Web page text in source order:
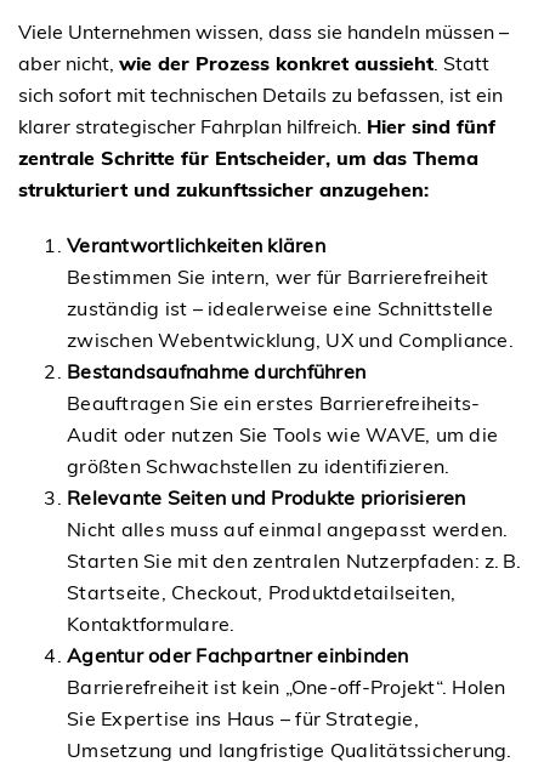
Viele Unternehmen wissen, dass sie handeln müssen –
aber nicht, wie der Prozess konkret aussieht. Statt
sich sofort mit technischen Details zu befassen, ist ein
klarer strategischer Fahrplan hilfreich. Hier sind fünf
zentrale Schritte für Entscheider, um das Thema
strukturiert und zukunftssicher anzugehen:
Verantwortlichkeiten klären
Bestimmen Sie intern, wer für Barrierefreiheit
zuständig ist – idealerweise eine Schnittstelle
zwischen Webentwicklung, UX und Compliance.
Bestandsaufnahme durchführen
Beauftragen Sie ein erstes Barrierefreiheits-
Audit oder nutzen Sie Tools wie WAVE, um die
größten Schwachstellen zu identifizieren.
Relevante Seiten und Produkte priorisieren
Nicht alles muss auf einmal angepasst werden.
Starten Sie mit den zentralen Nutzerpfaden: z. B.
Startseite, Checkout, Produktdetailseiten,
Kontaktformulare.
Agentur oder Fachpartner einbinden
Barrierefreiheit ist kein „One-off-Projekt“. Holen
Sie Expertise ins Haus – für Strategie,
Umsetzung und langfristige Qualitätssicherung.